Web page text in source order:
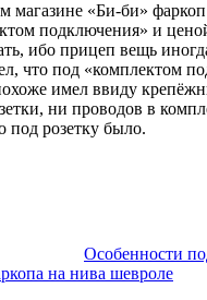
магазине «Би-би»
подключения» и
ибо прицеп вещь
что под «комплектом
имел ввиду
ни проводов в
под розетку было.
Особенности
на нива шевроле